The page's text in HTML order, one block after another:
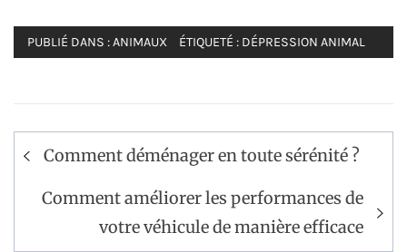
PUBLIÉ DANS :ANIMAUX ÉTIQUETÉ : DÉPRESSION ANIMAL
Navigation
l’article
Comment déménager en toute sérénité ?
Comment améliorer les performances de
votre véhicule de manière efficace